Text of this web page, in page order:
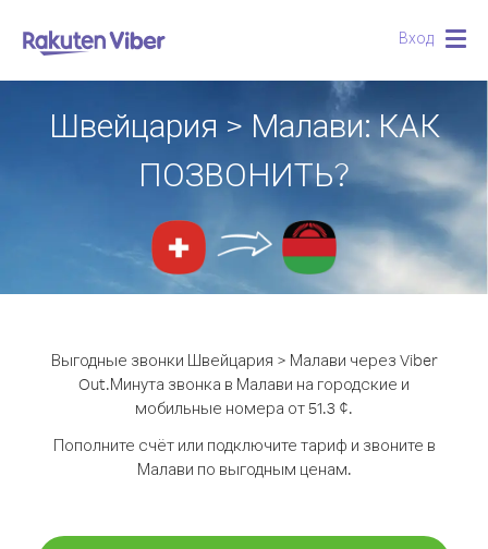
Вход
Швейцария > Малави: КАК
ПОЗВОНИТЬ?
Выгодные звонки Швейцария > Малави через Viber
Out.Минута звонка в Малави на городские и
мобильные номера от 51.3 ¢.
Пополните счёт или подключите тариф и звоните в
Малави по выгодным ценам.